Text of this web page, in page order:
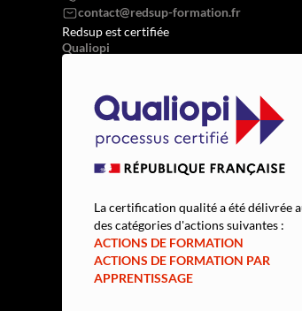
Redsup est certifiée
Qualiopi
La certification qualité a été délivrée
des catégories d'actions suivantes :
ACTIONS DE FORMATION
ACTIONS DE FORMATION PAR
APPRENTISSAGE